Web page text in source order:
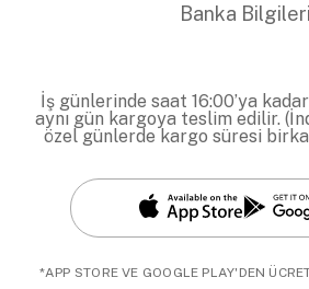
Banka Bilgileri
İş günlerinde saat 16:00’ya
aynı gün kargoya teslim edilir.
özel günlerde kargo süresi
*APP STORE VE GOOGLE PLAY'DEN